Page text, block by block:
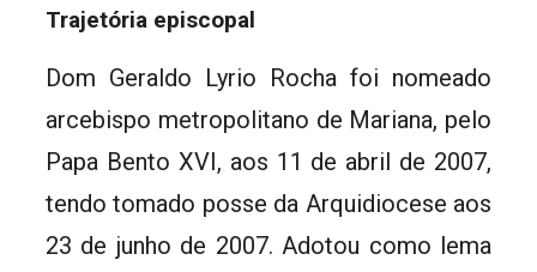
Trajetória episcopal
Dom Geraldo Lyrio Rocha foi nomeado
arcebispo metropolitano de Mariana, pelo
Papa Bento XVI, aos 11 de abril de 2007,
tendo tomado posse da Arquidiocese aos
23 de junho de 2007. Adotou como lema